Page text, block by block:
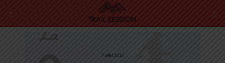
7 Juillet 2016